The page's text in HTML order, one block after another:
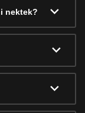
nektek?